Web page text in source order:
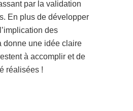
par la validation
En plus de développer
des
donne une idée claire
à accomplir et de
réalisées !